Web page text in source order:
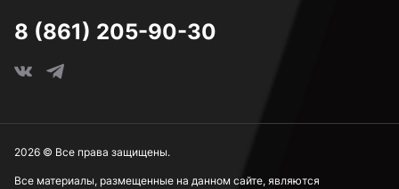
8 (861) 205-90-30
Все материалы, размещенные на данном сайте, являются
2026 © Все права защищены.